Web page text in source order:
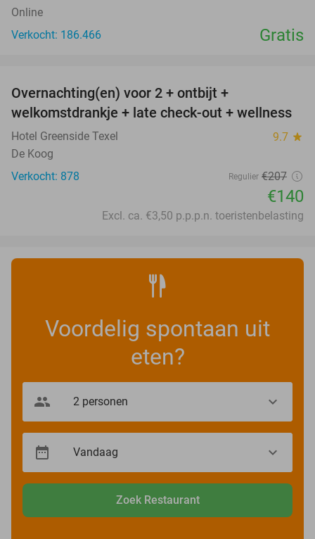
Online
Verkocht: 186.466
Gratis
Overnachting(en) voor 2 + ontbijt +
welkomstdrankje + late check-out + wellness
Hotel Greenside Texel 9.7 star
De Koog
Verkocht: 878
Regulier €207
€140
Excl. ca. €3,50 p.p.p.n. toeristenbelasting
Voordelig spontaan uit
eten?
Zoek Restaurant